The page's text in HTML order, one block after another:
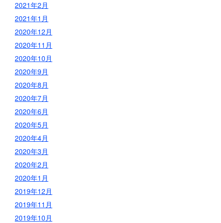
2021年2月
2021年1月
2020年12月
2020年11月
2020年10月
2020年9月
2020年8月
2020年7月
2020年6月
2020年5月
2020年4月
2020年3月
2020年2月
2020年1月
2019年12月
2019年11月
2019年10月